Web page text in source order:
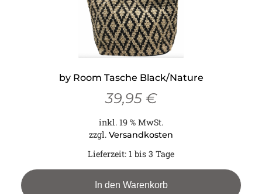
by Room Tasche Black/Nature
39,95 €
inkl. 19 % MwSt.
zzgl. Versandkosten
Lieferzeit: 1 bis 3 Tage
In den Warenkorb